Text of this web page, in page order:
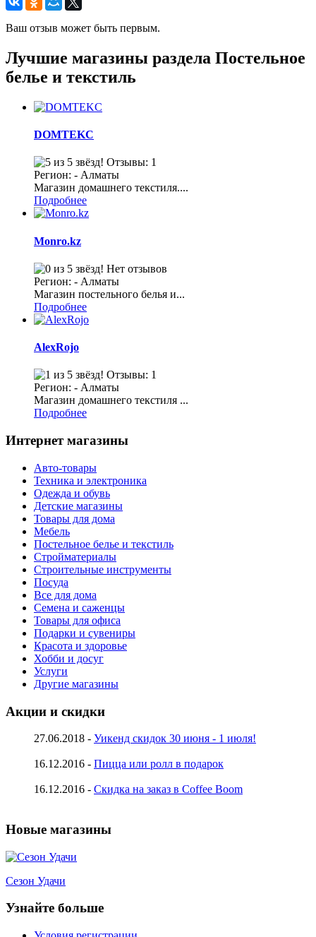
Ваш отзыв может быть первым.
Лучшие магазины раздела Постельное
белье и текстиль
DOMTEKC
Отзывы: 1
Регион: - Алматы
Магазин домашнего текстиля....
Подробнее
Monro.kz
Нет отзывов
Регион: - Алматы
Магазин постельного белья и...
Подробнее
АlexRojo
Отзывы: 1
Регион: - Алматы
Магазин домашнего текстиля ...
Подробнее
Интернет магазины
Авто-товары
Техника и электроника
Одежда и обувь
Детские магазины
Товары для дома
Мебель
Постельное белье и текстиль
Стройматериалы
Строительные инструменты
Посуда
Все для дома
Семена и саженцы
Товары для офиса
Подарки и сувениры
Красота и здоровье
Хобби и досуг
Услуги
Другие магазины
Акции и скидки
27.06.2018 - Уикенд скидок 30 июня - 1 июля!
16.12.2016 - Пицца или ролл в подарок
16.12.2016 - Скидка на заказ в Coffee Boom
Новые магазины
Сезон Удачи
Узнайте больше